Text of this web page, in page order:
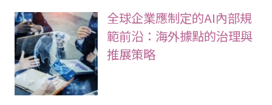
全球企業應制定的AI內部規
範前沿：海外據點的治理與
推展策略